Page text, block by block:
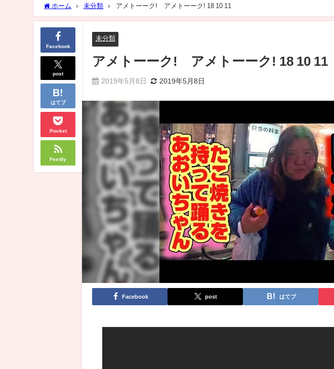
ホーム 未分類 アメトーーク! アメトーーク! 18 10 11
Facebook
post
はてブ
Pocket
Feedly
未分類
アメトーーク! アメトーーク! 18 10 11
2019年5月8日 2019年5月8日
Facebook post はてブ